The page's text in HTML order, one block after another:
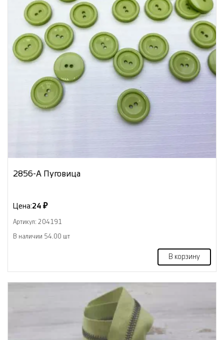
2856-А Пуговица
Цена:24 ₽
Артикул: 204191
В наличии 54.00 шт
В корзину